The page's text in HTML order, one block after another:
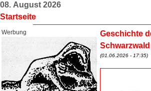
08. August 2026
Startseite
Werbung
Geschichte
Schwarzwald
(01.06.2026 - 17:35)